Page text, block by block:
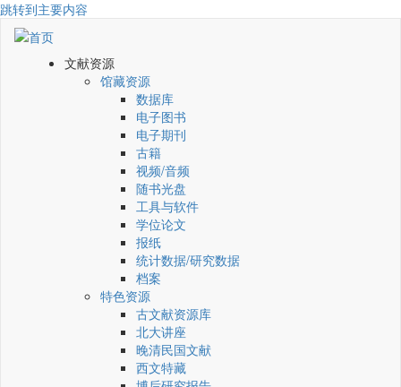
跳转到主要内容
文献资源
馆藏资源
数据库
电子图书
电子期刊
古籍
视频/音频
随书光盘
工具与软件
学位论文
报纸
统计数据/研究数据
档案
特色资源
古文献资源库
北大讲座
晚清民国文献
西文特藏